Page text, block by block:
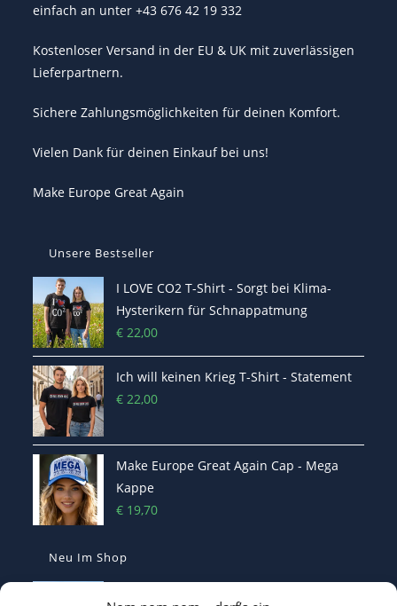
einfach an unter +43 676 42 19 332
Kostenloser Versand in der EU & UK mit zuverlässigen
Lieferpartnern.
Sichere Zahlungsmöglichkeiten für deinen Komfort.
Vielen Dank für deinen Einkauf bei uns!
Make Europe Great Again
Unsere Bestseller
I LOVE CO2 T-Shirt - Sorgt bei Klima-
Hysterikern für Schnappatmung
€ 22,00
Ich will keinen Krieg T-Shirt - Statement
€ 22,00
Make Europe Great Again Cap - Mega
Kappe
€ 19,70
Neu Im Shop